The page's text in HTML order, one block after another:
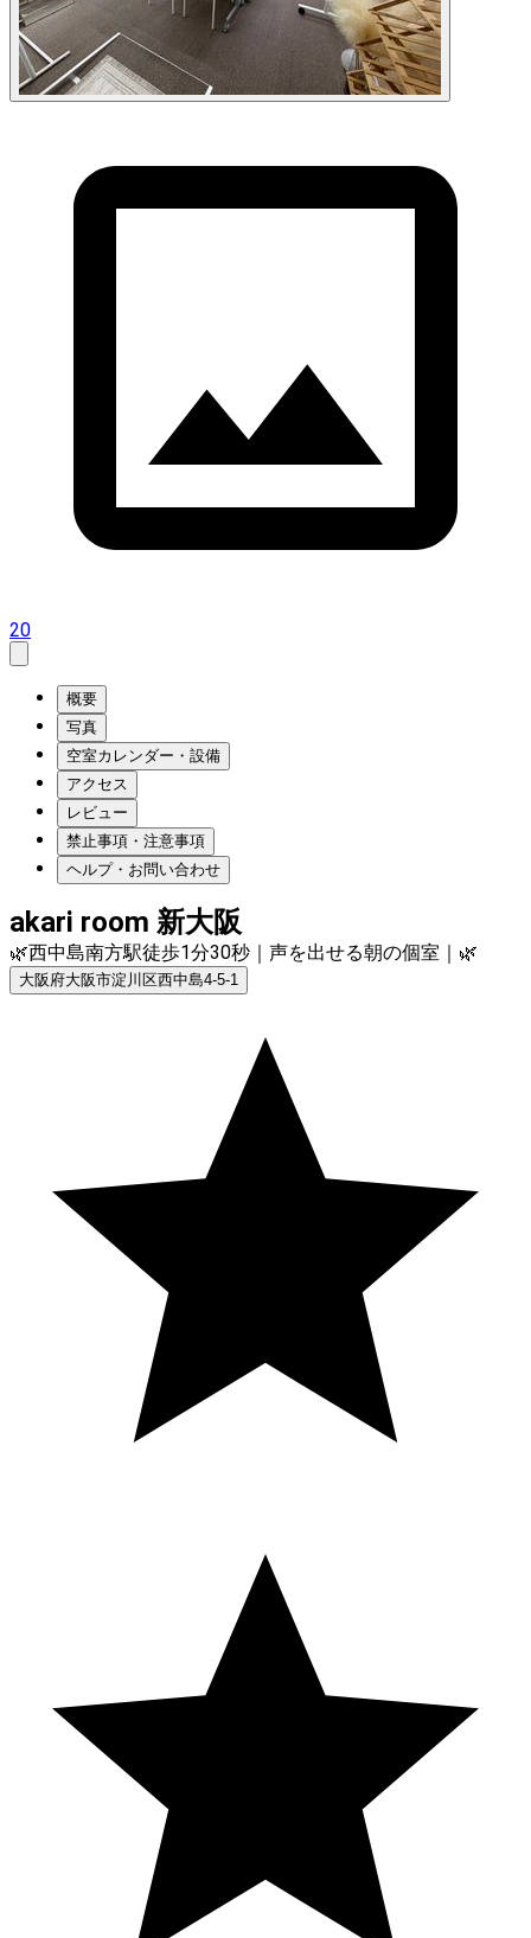
20
概要
写真
空室カレンダー・設備
アクセス
レビュー
禁止事項・注意事項
ヘルプ・お問い合わせ
akari room 新大阪
🌿西中島南方駅徒歩1分30秒｜声を出せる朝の個室｜🌿
大阪府大阪市淀川区西中島4-5-1